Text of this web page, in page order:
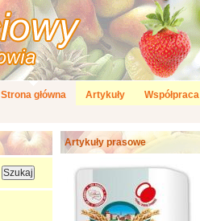
Strona główna Artykuły Współpraca
Artykuły prasowe